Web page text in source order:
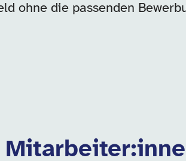
ohne die passenden